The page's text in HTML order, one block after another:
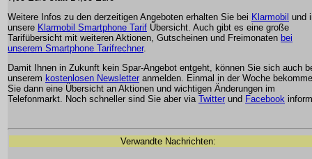
Weitere Infos zu den derzeitigen Angeboten erhalten Sie bei Klarmobil und
unsere Klarmobil Smartphone Tarif Übersicht. Auch gibt es eine große
Tarifübersicht mit weiteren Aktionen, Gutscheinen und Freimonaten bei
unserem Smartphone Tarifrechner.
Damit Ihnen in Zukunft kein Spar-Angebot entgeht, können Sie sich auch
unserem kostenlosen Newsletter anmelden. Einmal in der Woche
Sie dann eine Übersicht an Aktionen und wichtigen Änderungen im
Telefonmarkt. Noch schneller sind Sie aber via Twitter und Facebook
Verwandte Nachrichten: